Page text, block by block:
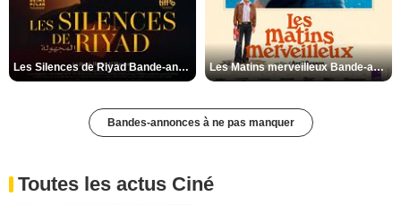
Les Silences de Riyad Bande-annonce VO STFR Les Matins merveilleux Bande-annonce VF
Bandes-annonces à ne pas manquer
Toutes les actus Ciné